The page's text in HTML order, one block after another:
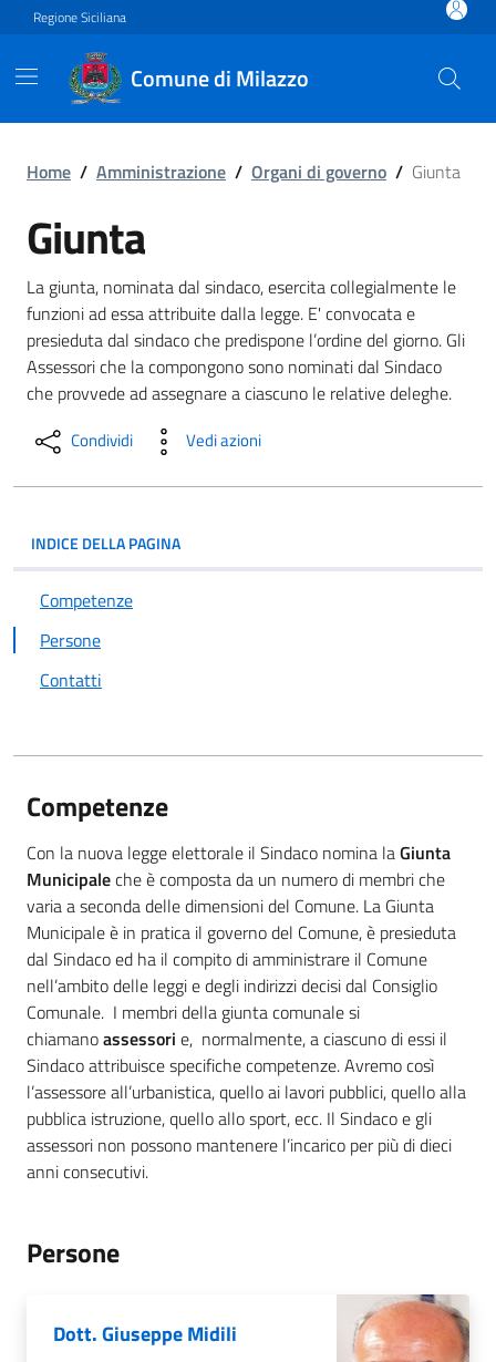
Vai ai contenuti
Vai al footer
Regione Siciliana
Comune di Milazzo
Giunta
Home / Amministrazione / Organi di governo / Giunta
Giunta
La giunta, nominata dal sindaco, esercita collegialmente le
funzioni ad essa attribuite dalla legge. E' convocata e
presieduta dal sindaco che predispone l’ordine del giorno. Gli
Assessori che la compongono sono nominati dal Sindaco
che provvede ad assegnare a ciascuno le relative deleghe.
Condividi Vedi azioni
INDICE DELLA PAGINA
Competenze
Persone
Contatti
Competenze
Con la nuova legge elettorale il Sindaco nomina laGiunta
Municipaleche è composta da un numero di membri che
varia a seconda delle dimensioni del Comune. La Giunta
Municipale è in pratica il governo del Comune, è presieduta
dal Sindaco ed ha il compito di amministrare il Comune
nell’ambito delle leggi e degli indirizzi decisi dal Consiglio
Comunale. I membri della giunta comunale si
chiamanoassessori e, normalmente, a ciascuno di essi il
Sindaco attribuisce specifiche competenze. Avremo così
l’assessore all’urbanistica, quello ai lavori pubblici, quello alla
pubblica istruzione, quello allo sport, ecc. Il Sindaco e gli
assessori non possono mantenere l’incarico per più di dieci
anni consecutivi.
Persone
Dott. Giuseppe Midili